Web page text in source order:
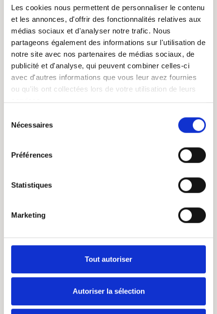
Les cookies nous permettent de personnaliser le contenu
et les annonces, d'offrir des fonctionnalités relatives aux
médias sociaux et d'analyser notre trafic. Nous
partageons également des informations sur l'utilisation de
notre site avec nos partenaires de médias sociaux, de
publicité et d'analyse, qui peuvent combiner celles-ci
avec d'autres informations que vous leur avez fournies
ou qu'ils ont collectées lors de votre utilisation de leurs
services.
Nécessaires
Préférences
Statistiques
Marketing
Tout autoriser
Autoriser la sélection